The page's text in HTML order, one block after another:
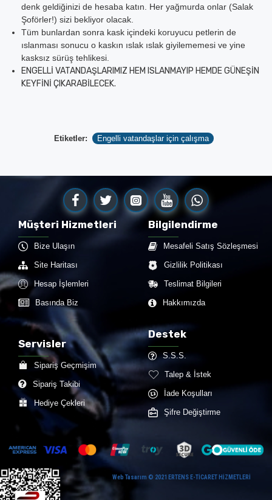
denk geldiğinizi de hesaba katın. Her yağmurda onlar (Salak
Şoförler!) sizi bekliyor olacak.
Tüm bunlardan sonra kask içindeki koruyucu petlerin de
ıslanması sonucu o kaskın ıslak ıslak giyilememesi ve yine
kasksız sürüş tehlikesi.
ENGELLİ VATANDAŞLARIMIZ HEM ISLANMAYIP HEMDE GÜNEŞİN
KEYFİNİ ÇIKARABİLECEK.
Etiketler: Engelli vatandaşlar için çalışma
Müşteri Hizmetleri
Bize Ulaşın
Site Haritası
Hesap İşlemleri
Basında Biz
Bilgilendirme
Mesafeli Satış Sözleşmesi
Gizlilik Politikası
Teslimat Bilgileri
Hakkımızda
Servisler
Sipariş Geçmişim
Sipariş Takibi
Hediye Çekleri
Destek
S.S.S.
Talep & İstek
İade Koşulları
Şifre Değiştirme
Web Tasarım © 2021 ERTENS E-TİCARET HİZMETLERİ